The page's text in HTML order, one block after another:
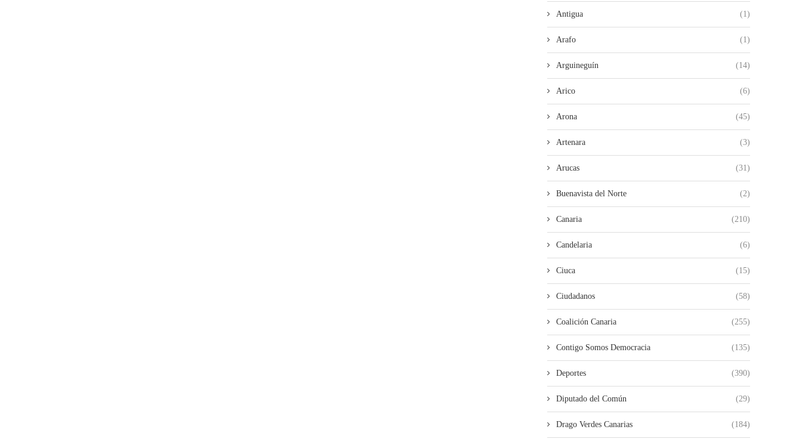
Antigua (1)
Arafo (1)
Arguineguín (14)
Arico (6)
Arona (45)
Artenara (3)
Arucas (31)
Buenavista del Norte (2)
Canaria (210)
Candelaria (6)
Ciuca (15)
Ciudadanos (58)
Coalición Canaria (255)
Contigo Somos Democracia (135)
Deportes (390)
Diputado del Común (29)
Drago Verdes Canarias (184)